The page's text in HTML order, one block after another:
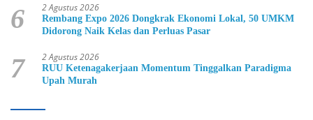
6 2 Agustus 2026
Rembang Expo 2026 Dongkrak Ekonomi Lokal, 50 UMKM
Didorong Naik Kelas dan Perluas Pasar
7 2 Agustus 2026
RUU Ketenagakerjaan Momentum Tinggalkan Paradigma
Upah Murah